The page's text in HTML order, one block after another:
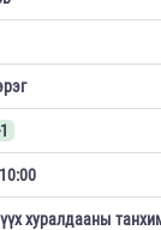
хуралдааны